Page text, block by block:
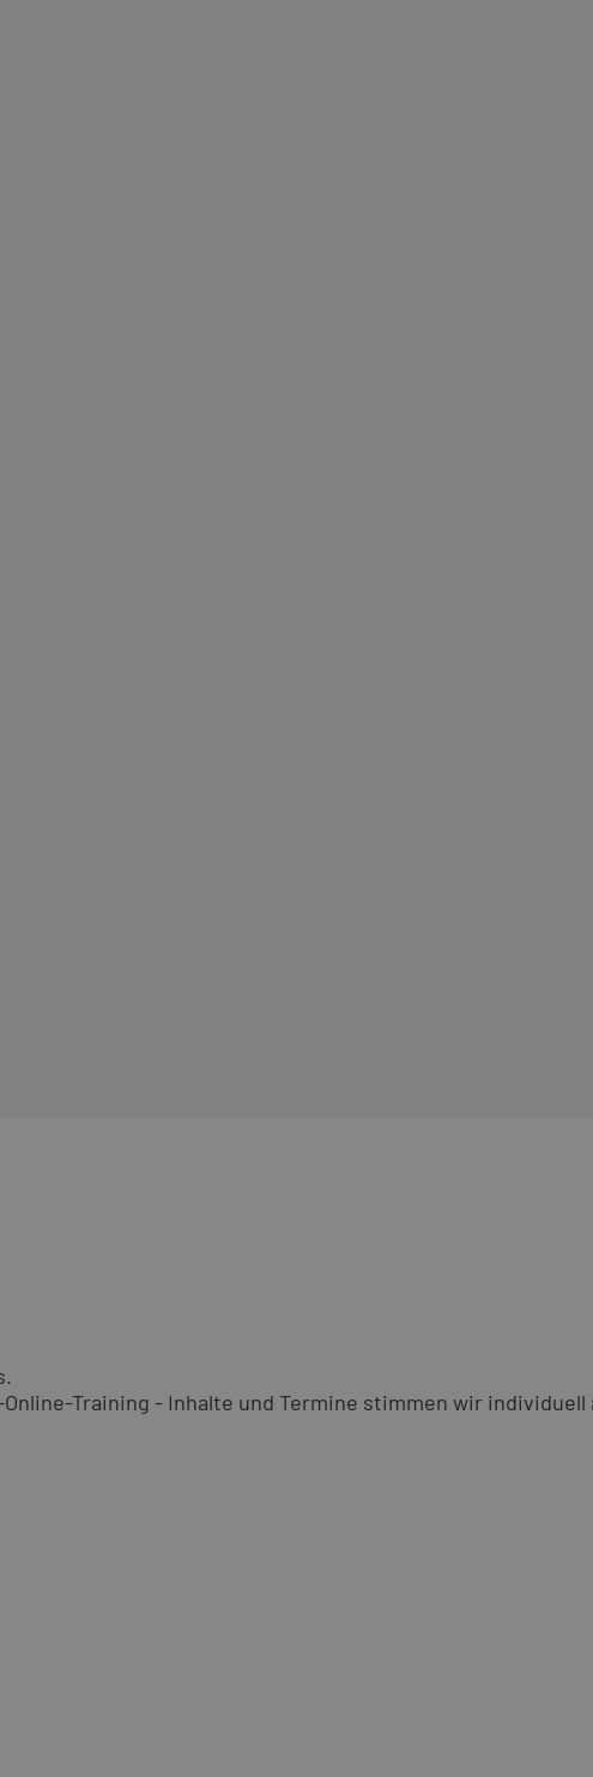
– ideal für den Erfahrungsaustausch und neue
Training - Inhalte und Termine stimmen wir individuell